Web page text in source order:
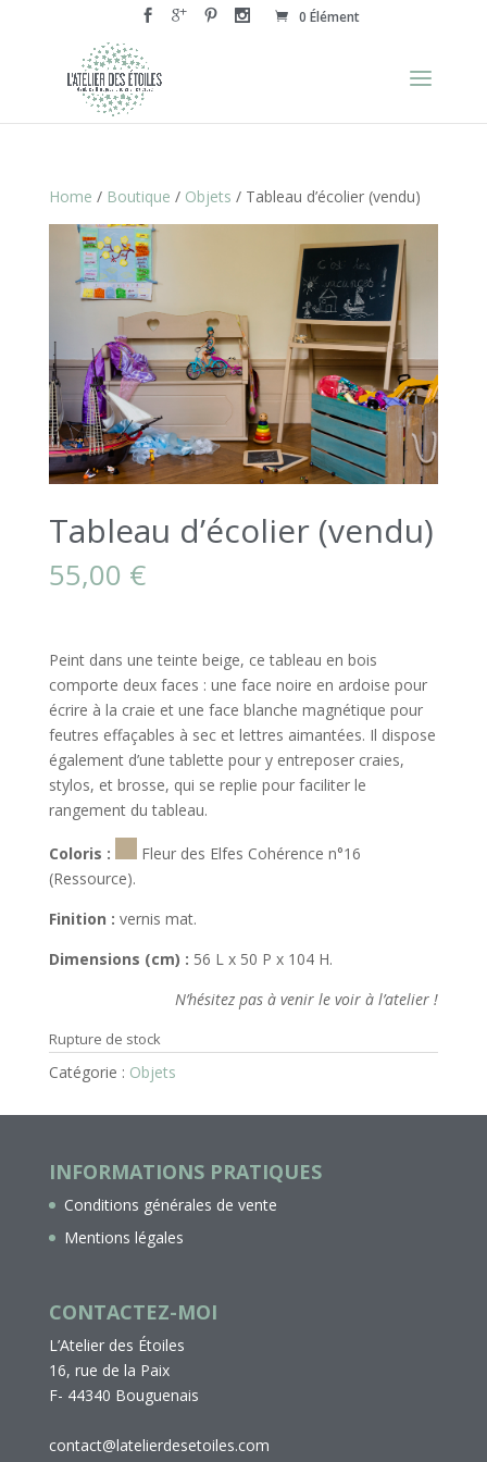
0 Élément
Home / Boutique / Objets / Tableau d’écolier (vendu)
Tableau d’écolier (vendu)
55,00 €
Peint dans une teinte beige, ce tableau en bois
comporte deux faces : une face noire en ardoise pour
écrire à la craie et une face blanche magnétique pour
feutres effaçables à sec et lettres aimantées. Il dispose
également d’une tablette pour y entreposer craies,
stylos, et brosse, qui se replie pour faciliter le
rangement du tableau.
Coloris :
Fleur des Elfes Cohérence n°16
(Ressource).
Finition : vernis mat.
Dimensions (cm) : 56 L x 50 P x 104 H.
N’hésitez pas à venir le voir à l’atelier !
Rupture de stock
Catégorie : Objets
INFORMATIONS PRATIQUES
Conditions générales de vente
Mentions légales
CONTACTEZ-MOI
L’Atelier des Étoiles
16, rue de la Paix
F- 44340 Bouguenais
contact@latelierdesetoiles.com